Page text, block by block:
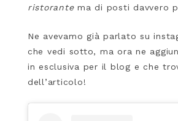
ristorantema di posti davvero
Ne avevamo già parlato su
che vedi sotto, ma ora ne
in esclusiva per il blog e che
dell’articolo!